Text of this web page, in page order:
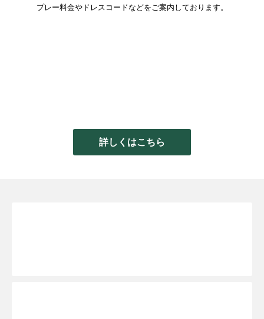
プレー料金やドレスコードなどをご案内しております。
詳しくはこちら